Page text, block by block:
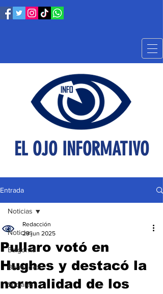
EL OJO INFORMATIVO
Entrada
Noticias
Baigorria
Bermúdez
Sociales
Noticias
Pullaro votó en
Hughes y destacó la
normalidad de los
Redacción
29 jun 2025